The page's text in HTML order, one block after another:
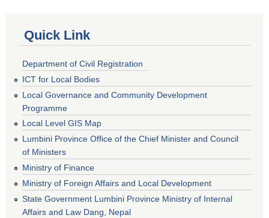
Quick Link
Department of Civil Registration
ICT for Local Bodies
Local Governance and Community Development
Programme
Local Level GIS Map
Lumbini Province Office of the Chief Minister and Council
of Ministers
Ministry of Finance
Ministry of Foreign Affairs and Local Development
State Government Lumbini Province Ministry of Internal
Affairs and Law Dang, Nepal